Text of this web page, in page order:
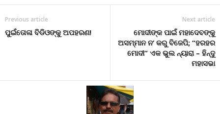
Previous article
ପୁଇଁତୋଳା ବିଡିଓଙ୍କୁ ଅପହରଣ!
Next article
ମୋଦୀଙ୍କ ପାଇଁ ମହାଦେବଙ୍କୁ
ଅସମ୍ମାନ ନ’ କରୁ ବିଜେପି; “ହରହର
ମୋଦୀ” ଏକ ଭୁଲ ନ୍ୟାରା – ହିନ୍ଦୁ
ମହାସଭା